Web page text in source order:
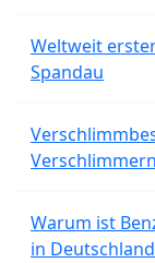
Weltweit
Spandau
Warum ist
in